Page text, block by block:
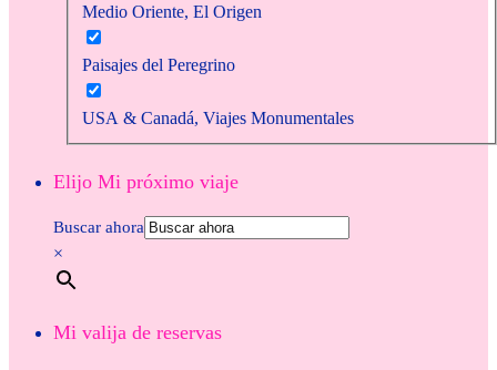
Medio Oriente, El Origen
Paisajes del Peregrino
USA & Canadá, Viajes Monumentales
Elijo Mi próximo viaje
Buscar ahora
×
Mi valija de reservas